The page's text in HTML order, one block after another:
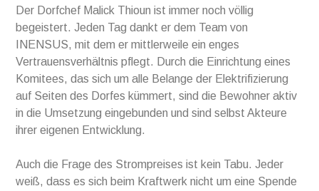
Der Dorfchef Malick Thioun ist immer noch völlig
begeistert. Jeden Tag dankt er dem Team von
INENSUS, mit dem er mittlerweile ein enges
Vertrauensverhältnis pflegt. Durch die Einrichtung eines
Komitees, das sich um alle Belange der Elektrifizierung
auf Seiten des Dorfes kümmert, sind die Bewohner aktiv
in die Umsetzung eingebunden und sind selbst Akteure
ihrer eigenen Entwicklung.
Auch die Frage des Strompreises ist kein Tabu. Jeder
weiß, dass es sich beim Kraftwerk nicht um eine Spende